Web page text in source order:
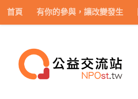
Skip to content
首頁 有你的參與，讓改變發生